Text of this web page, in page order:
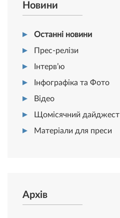
Новини
Останні новини
Прес-релізи
Інтерв’ю
Інфографіка та Фото
Відео
Щомісячний дайджест
Матеріали для преси
Архів